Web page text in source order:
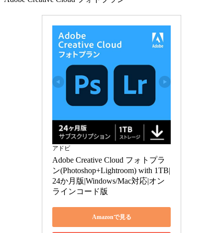
アドビ
Adobe Creative Cloud フォトプラ
ン(Photoshop+Lightroom) with 1TB|
24か月版|Windows/Mac対応|オン
ラインコード版
Amazonで見る